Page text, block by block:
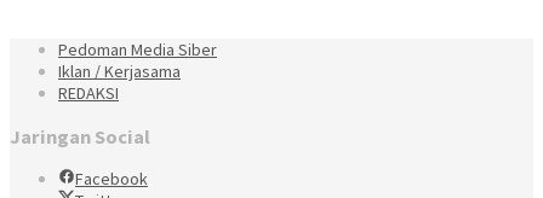
Pedoman Media Siber
Iklan / Kerjasama
REDAKSI
Jaringan Social
Facebook